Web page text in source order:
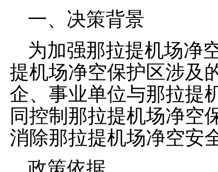
一、 决策背景
为加强那拉提机场净
提机场净空保护区涉及
企、事业单位与那拉提
同控制那拉提机场净空
消除那拉提机场净空安